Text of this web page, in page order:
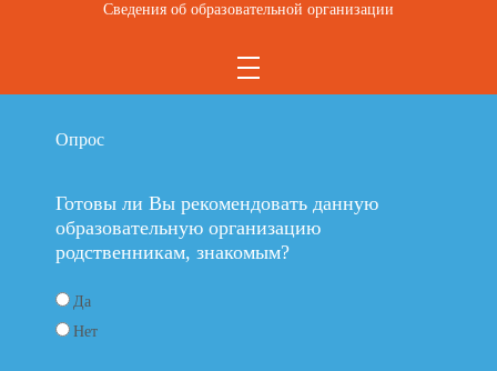
Сведения об образовательной организации
Опрос
Готовы ли Вы рекомендовать данную
образовательную организацию
родственникам, знакомым?
Да
Нет